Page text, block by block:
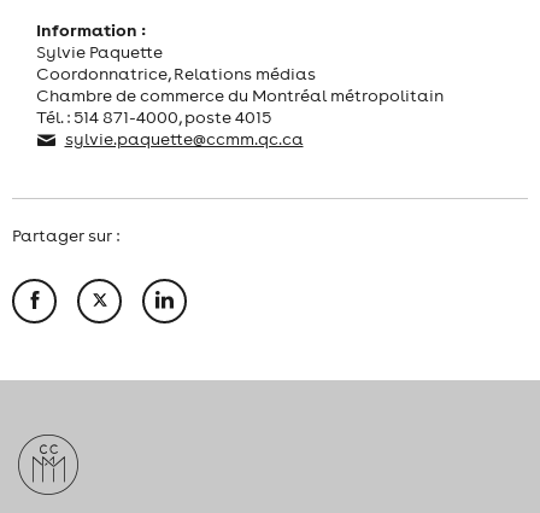
Information :
Sylvie Paquette
Coordonnatrice, Relations médias
Chambre de commerce du Montréal métropolitain
Tél. : 514 871-4000, poste 4015
sylvie.paquette@ccmm.qc.ca
Partager sur :